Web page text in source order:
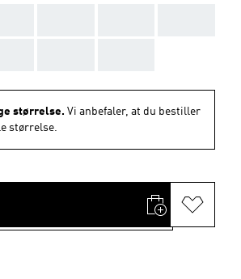
størrelse. Vi anbefaler, at du bestiller
størrelse.